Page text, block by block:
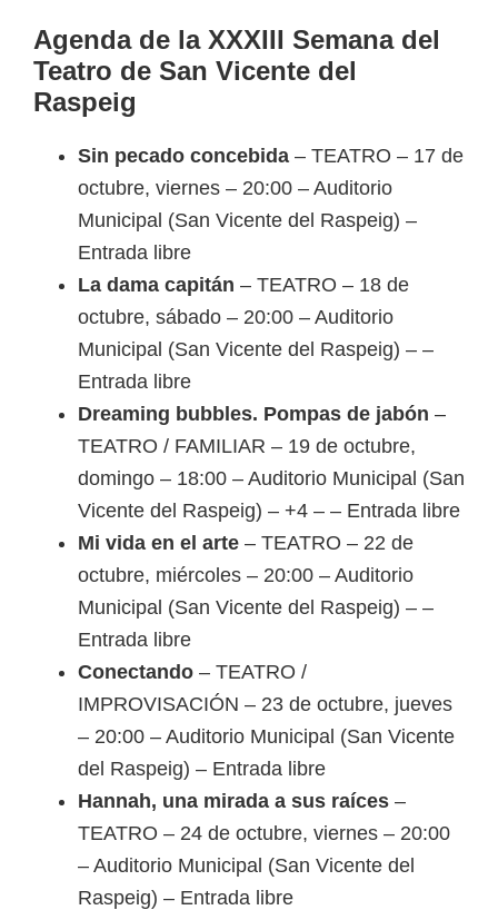
Agenda de la XXXIII Semana del
Teatro de San Vicente del
Raspeig
Sin pecado concebida – TEATRO – 17 de
octubre, viernes – 20:00 – Auditorio
Municipal (San Vicente del Raspeig) –
Entrada libre
La dama capitán – TEATRO – 18 de
octubre, sábado – 20:00 – Auditorio
Municipal (San Vicente del Raspeig) – –
Entrada libre
Dreaming bubbles. Pompas de jabón –
TEATRO / FAMILIAR – 19 de octubre,
domingo – 18:00 – Auditorio Municipal (San
Vicente del Raspeig) – +4 – – Entrada libre
Mi vida en el arte – TEATRO – 22 de
octubre, miércoles – 20:00 – Auditorio
Municipal (San Vicente del Raspeig) – –
Entrada libre
Conectando – TEATRO /
IMPROVISACIÓN – 23 de octubre, jueves
– 20:00 – Auditorio Municipal (San Vicente
del Raspeig) – Entrada libre
Hannah, una mirada a sus raíces –
TEATRO – 24 de octubre, viernes – 20:00
– Auditorio Municipal (San Vicente del
Raspeig) – Entrada libre